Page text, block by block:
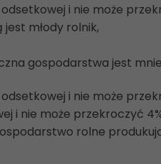
i nie może
młody rolnik,
gospodarstwa jest
i nie może
i nie może przekroczyć
rolne